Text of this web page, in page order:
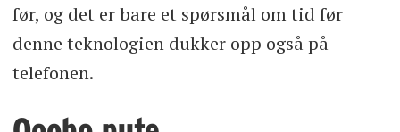
før, og det er bare et spørsmål om tid før
denne teknologien dukker opp også på
telefonen.